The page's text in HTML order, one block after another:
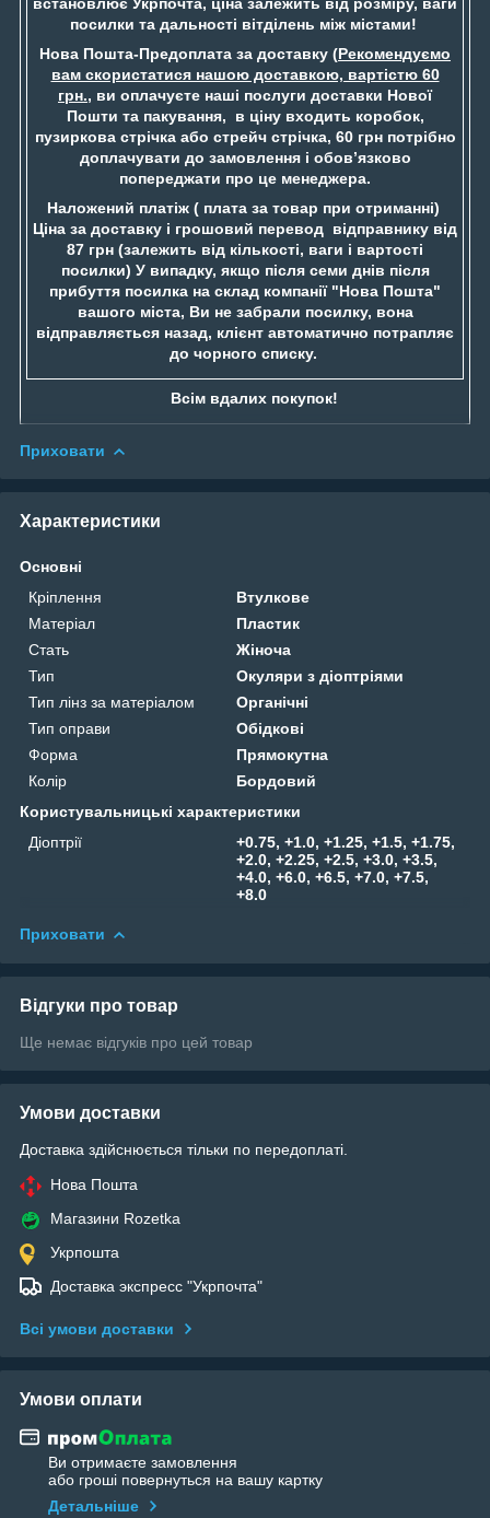
посилки та дальності вітділень між містами!
Нова Пошта-Предоплата за доставку (Рекомендуємо
вам скористатися нашою доставкою, вартістю 60
грн., ви оплачуєте наші послуги доставки Нової
Пошти та пакування, в ціну входить коробок,
пузиркова стрічка або стрейч стрічка, 60 грн потрібно
доплачувати до замовлення і обов’язково
попереджати про це менеджера.
Наложений платіж ( плата за товар при отриманні)
Ціна за доставку і грошовий перевод відправнику від
87 грн (залежить від кількості, ваги і вартості
посилки) У випадку, якщо після семи днів після
прибуття посилка на склад компанії "Нова Пошта"
вашого міста, Ви не забрали посилку, вона
відправляється назад, клієнт автоматично потрапляє
до чорного списку.
Всім вдалих покупок!
Приховати
Характеристики
Основні
Кріплення
Втулкове
Матеріал
Пластик
Стать
Жіноча
Тип
Окуляри з діоптріями
Тип лінз за матеріалом
Органічні
Тип оправи
Обідкові
Форма
Прямокутна
Колір
Бордовий
Користувальницькі характеристики
Діоптрії
+0.75, +1.0, +1.25, +1.5, +1.75,
+2.0, +2.25, +2.5, +3.0, +3.5,
+4.0, +6.0, +6.5, +7.0, +7.5,
+8.0
Приховати
Відгуки про товар
Ще немає відгуків про цей товар
Умови доставки
Доставка здійснюється тільки по передоплаті.
Нова Пошта
Магазини Rozetka
Укрпошта
Доставка экспресс "Укрпочта"
Всі умови доставки
Умови оплати
Ви отримаєте замовлення
або гроші повернуться на вашу картку
Детальніше